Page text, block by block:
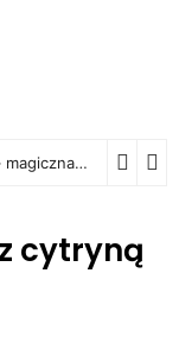
Nocne zwiedzanie Zamku w Malborku – magiczna podróż w czasie
cytryną